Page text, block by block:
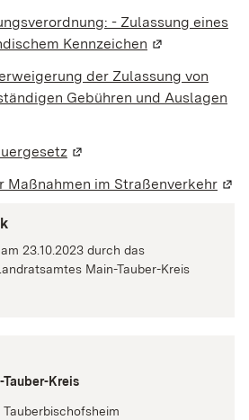
- Zulassung eines
Kennzeichen (Wird in
der Zulassung von
Gebühren und Auslagen
(Wird in einem neuen
Maßnahmen im Straßenverkehr
23.10.2023 durch das
Main-Tauber-Kreis
Tauber-Kreis
Tauberbischofsheim